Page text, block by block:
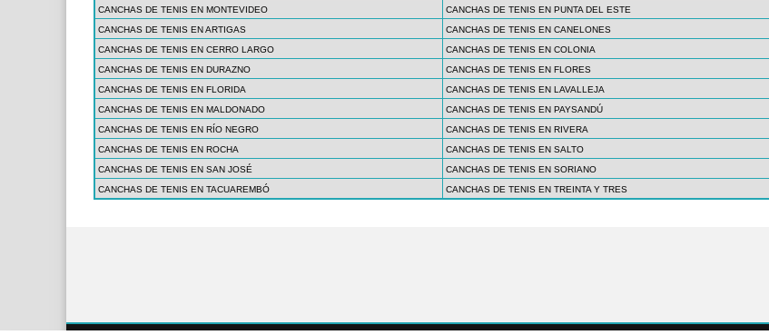
CANCHAS DE TENIS EN MONTEVIDEO
CANCHAS DE TENIS EN PUNTA DEL ESTE
CANCHAS DE TENIS EN ARTIGAS
CANCHAS DE TENIS EN CANELONES
CANCHAS DE TENIS EN CERRO LARGO
CANCHAS DE TENIS EN COLONIA
CANCHAS DE TENIS EN DURAZNO
CANCHAS DE TENIS EN FLORES
CANCHAS DE TENIS EN FLORIDA
CANCHAS DE TENIS EN LAVALLEJA
CANCHAS DE TENIS EN MALDONADO
CANCHAS DE TENIS EN PAYSANDÚ
CANCHAS DE TENIS EN RÍO NEGRO
CANCHAS DE TENIS EN RIVERA
CANCHAS DE TENIS EN ROCHA
CANCHAS DE TENIS EN SALTO
CANCHAS DE TENIS EN SAN JOSÉ
CANCHAS DE TENIS EN SORIANO
CANCHAS DE TENIS EN TACUAREMBÓ
CANCHAS DE TENIS EN TREINTA Y TRES